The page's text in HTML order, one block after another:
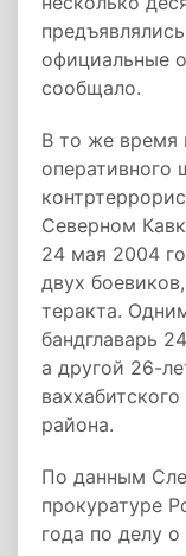
официальные
сообщало.
В то же время
оперативного
Северном
24 мая 2004
двух
теракта.
бандглаварь
а другой 26-
района.
По данным
прокуратуре
года по делу